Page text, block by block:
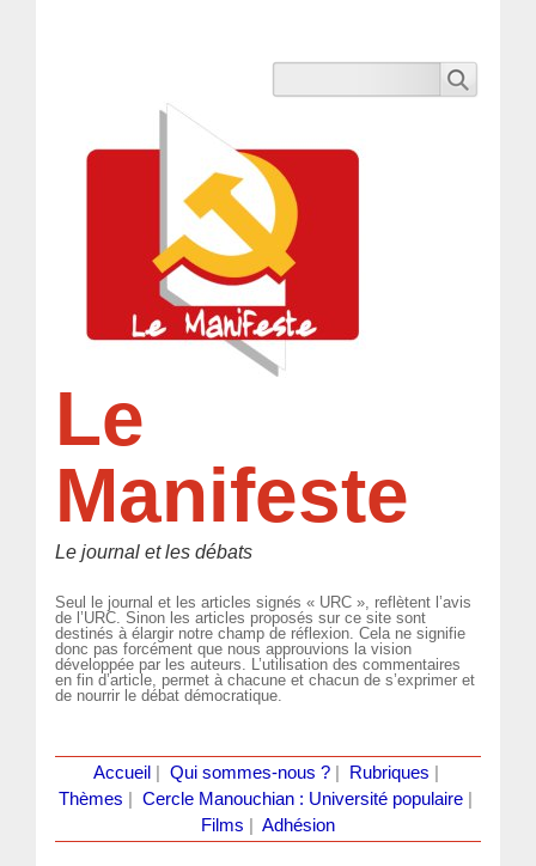
Le
Manifeste
Le journal et les débats
Seul le journal et les articles signés « URC », reflètent l’avis
de l’URC. Sinon les articles proposés sur ce site sont
destinés à élargir notre champ de réflexion. Cela ne signifie
donc pas forcément que nous approuvions la vision
développée par les auteurs. L’utilisation des commentaires
en fin d’article, permet à chacune et chacun de s’exprimer et
de nourrir le débat démocratique.
Accueil Qui sommes-nous ?| Rubriques
Thèmes
Cercle Manouchian : Université populaire
Films
Adhésion